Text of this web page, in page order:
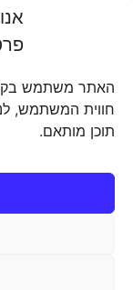
חווית המשתמש,
תוכן מותאם.
אני
קבלת
לקוחות.
הרישום